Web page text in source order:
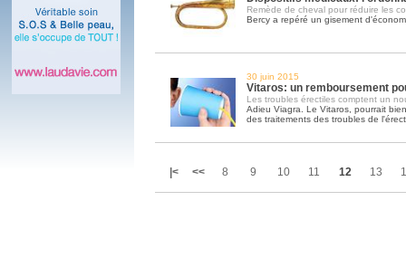
Remède de cheval pour réduire les
Bercy a repéré un gisement
30 juin 2015
Vitaros: un remboursement
Les troubles érectiles comptent un
Adieu Viagra. Le Vitaros, pourrait
des traitements des troubles de
|< << 8 9 10 11 12 13